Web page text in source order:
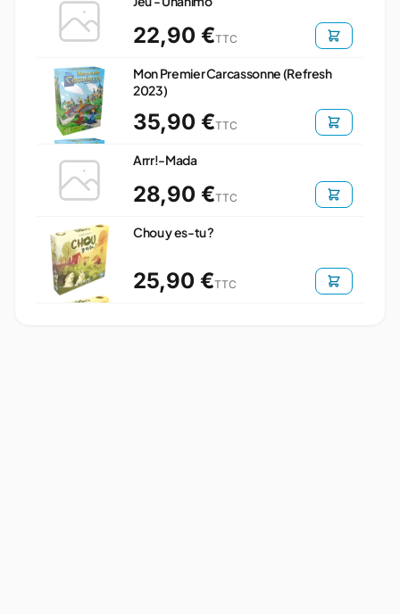
22,90 €TTC
Mon Premier Carcassonne (Refresh
2023)
35,90 €TTC
Arrr!-Mada
28,90 €TTC
Chou y es-tu ?
25,90 €TTC